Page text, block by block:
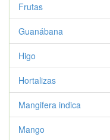
Frutas
Guanábana
Higo
Hortalizas
Mangifera indica
Mango